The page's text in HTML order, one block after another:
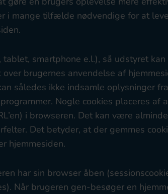
i mange tilfælde nødvendige for at
smartphone e.l.), så udstyret
brugernes anvendelse af
således ikke indsamle oplysninger
Nogle cookies placeres af
i browseren. Det kan være
Det betyder, at der gemmes
hjemmesiden.
har sin browser åben
Når brugeren gen-besøger en